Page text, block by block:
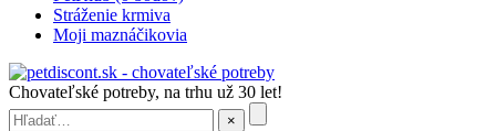
Stráženie krmiva
Moji maznáčikovia
Chovateľské potreby, na trhu už 30 let!